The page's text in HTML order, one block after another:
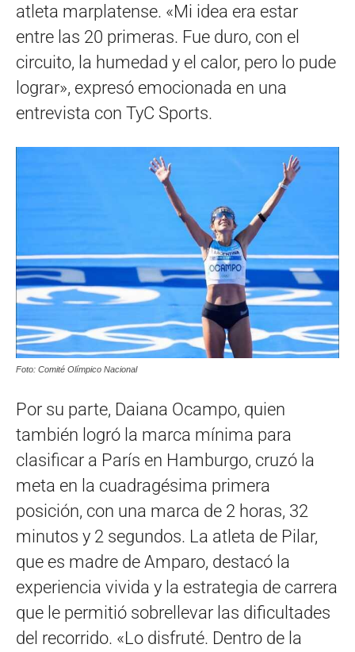
atleta marplatense. «Mi idea era estar
entre las 20 primeras. Fue duro, con el
circuito, la humedad y el calor, pero lo pude
lograr», expresó emocionada en una
entrevista con TyC Sports.
Foto: Comité Olímpico Nacional
Por su parte, Daiana Ocampo, quien
también logró la marca mínima para
clasificar a París en Hamburgo, cruzó la
meta en la cuadragésima primera
posición, con una marca de 2 horas, 32
minutos y 2 segundos. La atleta de Pilar,
que es madre de Amparo, destacó la
experiencia vivida y la estrategia de carrera
que le permitió sobrellevar las dificultades
del recorrido. «Lo disfruté. Dentro de la